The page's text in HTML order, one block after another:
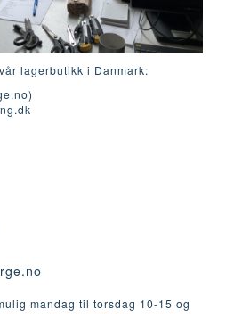
lagerbutikk i Danmark:
mandag til torsdag 10-15 og